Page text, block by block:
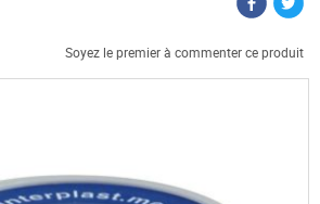
Soyez le premier à commenter ce produit